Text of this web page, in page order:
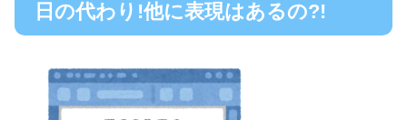
日の代わり!他に表現はあるの?!